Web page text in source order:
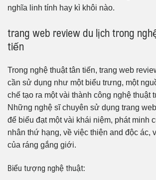
nghĩa linh tính hay kì khôi nào.
trang web review du lịch trong
tiến
Trong nghệ thuật tân tiến, trang web
cần sử dụng như một biểu trưng, một
chế tạo ra một vài thành công nghệ thuật
Những nghệ sĩ chuyên sử dụng trang
để biểu đạt một vài khái niệm, phát minh
nhân thứ hạng, về việc thiện and độc ác,
của ráng gắng giới.
Biểu tượng nghệ thuật: